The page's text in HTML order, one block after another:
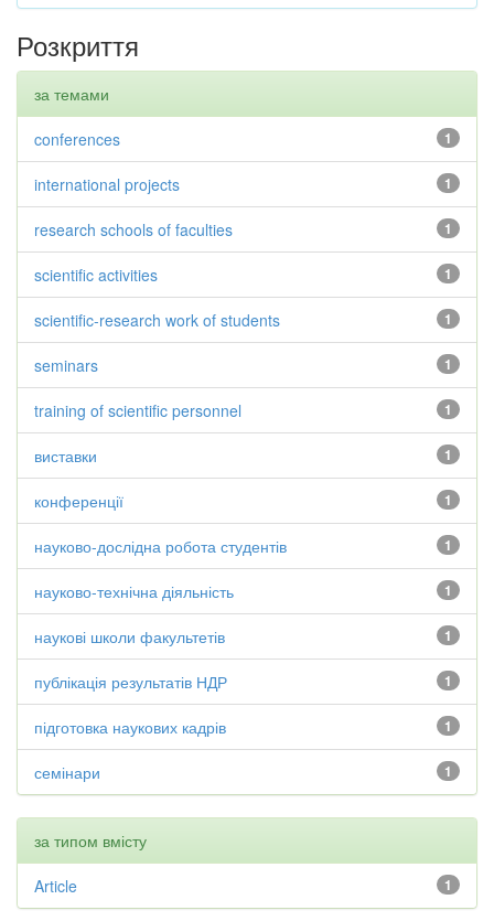
Розкриття
за темами
1
conferences
1
international projects
1
research schools of faculties
1
scientific activities
1
scientific-research work of students
1
seminars
1
training of scientific personnel
1
виставки
1
конференції
1
науково-дослідна робота студентів
1
науково-технічна діяльність
1
наукові школи факультетів
1
публікація результатів НДР
1
підготовка наукових кадрів
1
семінари
за типом вмісту
1
Article